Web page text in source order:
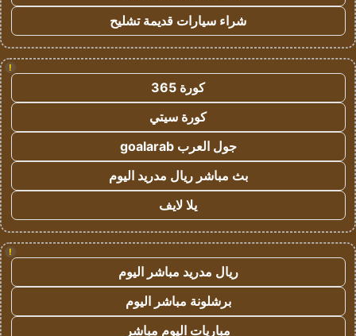
شراء سيارات قديمة تشليح
!
كورة 365
كورة سيتي
جول العرب goalarab
بث مباشر ريال مدريد اليوم
يلا لايف
!
ريال مدريد مباشر اليوم
برشلونة مباشر اليوم
مباريات اليوم مباشر